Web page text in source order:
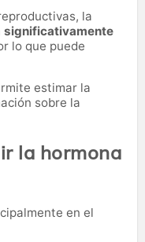
la
significativamente
lo que puede
estimar la
sobre la
la hormona
en el